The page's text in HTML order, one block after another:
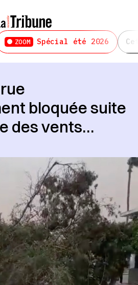
ZOOM Spécial été 2026
bloquée suite
des vents…